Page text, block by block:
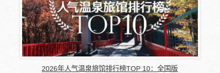
2026年人气温泉旅馆排行榜TOP 10：全国版